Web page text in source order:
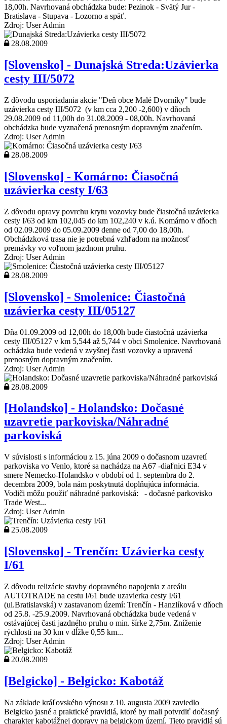
18,00h. Navrhovaná obchádzka bude: Pezinok - Svätý Jur -
Bratislava - Stupava - Lozorno a späť.
Zdroj: User Admin
28.08.2009
[Slovensko] - Dunajská Streda:Uzávierka
cesty III/5072
Z dôvodu usporiadania akcie "Deň obce Malé Dvorníky" bude
uzávierka cesty III/5072 (v km cca 2,200 -2,600) v dňoch
29.08.2009 od 11,00h do 31.08.2009 - 08,00h. Navrhovaná
obchádzka bude vyznačená prenosným dopravným značením.
Zdroj: User Admin
28.08.2009
[Slovensko] - Komárno: Čiasočná
uzávierka cesty I/63
Z dôvodu opravy povrchu krytu vozovky bude čiastočná uzávierka
cesty I/63 od km 102,045 do km 102,240 v k.ú. Komárno v dňoch
od 02.09.2009 do 05.09.2009 denne od 7,00 do 18,00h.
Obchádzková trasa nie je potrebná vzhľadom na možnosť
premávky vo voľnom jazdnom pruhu.
Zdroj: User Admin
28.08.2009
[Slovensko] - Smolenice: Čiastočná
uzávierka cesty III/05127
Dňa 01.09.2009 od 12,00h do 18,00h bude čiastočná uzávierka
cesty III/05127 v km 5,544 až 5,744 v obci Smolenice. Navrhovaná
ochádzka bude vedená v zvyšnej časti vozovky a upravená
prenosným dopravným značením.
Zdroj: User Admin
28.08.2009
[Holandsko] - Holandsko: Dočasné
uzavretie parkoviska/Náhradné
parkoviská
V súvislosti s informáciou z 15. júna 2009 o dočasnom uzavretí
parkoviska vo Venlo, ktoré sa nachádza na A67 -diaľnici E34 v
smere Nemecko-Holandsko v období od 1. septembra do 2.
decembra 2009, bola nám poskytnutá doplňujúca informácia.
Vodiči môžu použiť náhradné parkoviská: - dočasné parkovisko
Trade West...
Zdroj: User Admin
25.08.2009
[Slovensko] - Trenčín: Uzávierka cesty
I/61
Z dôvodu relizácie stavby dopravného napojenia z areálu
AUTOTRADE na cestu I/61 bude uzavierka cesty I/61
(ul.Bratislavská) v zastavanom území: Trenčín - Hanzlíková v dňoch
od 25.8. -25.9.2009. Navrhovaná obchádzka bude vedená v
ostávajúcej časti jazdného pruhu o min. šírke 2,75m. Zníženie
rýchlosti na 30 km v dĺžke 0,55 km...
Zdroj: User Admin
20.08.2009
[Belgicko] - Belgicko: Kabotáž
Na základe kráľovského výnosu z 10. augusta 2009 zaviedlo
Belgicko jasné a praktické pravidlá, ktoré by mali potvrdiť dočasný
charakter kabotážnej dopravy na belgickom území. Tieto pravidlá sú